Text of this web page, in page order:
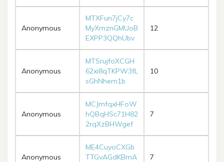
Anonymous
MTXFun7jCy7c
MyXmznGMUoB
EXPP3QQhUbv
12
Anonymous
MTSrujfoXCGH
62xi8qTKPW3fL
sGhNhem1b
10
Anonymous
MCJmfqxHFoW
hQBqHSc71H82
2rqXzBHWgef
7
Anonymous
ME4CuyoCXGb
TTGvAGdKBmA
7